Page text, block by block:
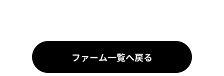
ファーム一覧へ戻る